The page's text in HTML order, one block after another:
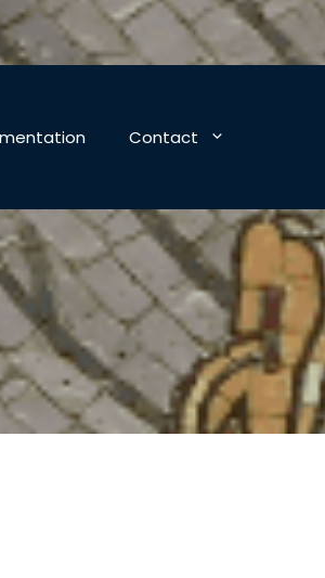
Contact